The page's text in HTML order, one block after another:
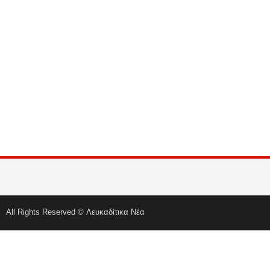
All Rights Reserved © Λευκαδίτικα Νέα